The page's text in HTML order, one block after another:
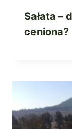
Sałata –
ceniona?